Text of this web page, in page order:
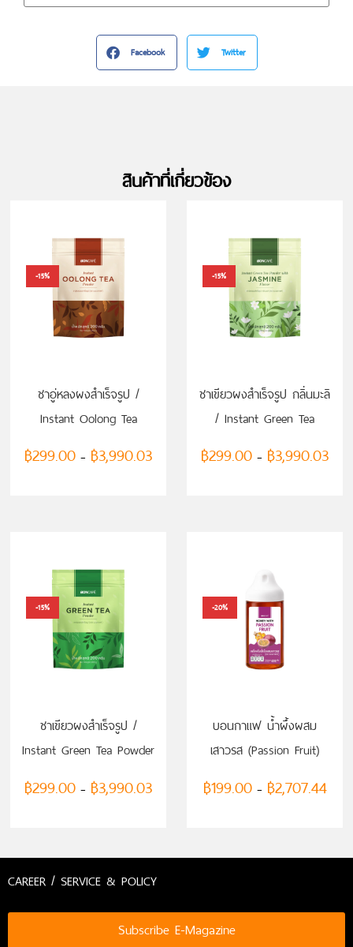
Facebook Twitter
สินค้าที่เกี่ยวข้อง
-15%
ชาอู่หลงผงสำเร็จรูป /
Instant Oolong Tea
Powder
฿299.00 – ฿3,990.03
-15%
ชาเขียวผงสำเร็จรูป กลิ่นมะลิ
/ Instant Green Tea
Powder with Jasmine
Flavor
฿299.00 – ฿3,990.03
-15%
ชาเขียวผงสำเร็จรูป /
Instant Green Tea Powder
฿299.00 – ฿3,990.03
-20%
เลือกรูปแบบ
บอนกาแฟ น้ำผึ้งผสม
เสาวรส (Passion Fruit)
฿199.00 – ฿2,707.44
CAREER / SERVICE & POLICY
Subscribe E-Magazine